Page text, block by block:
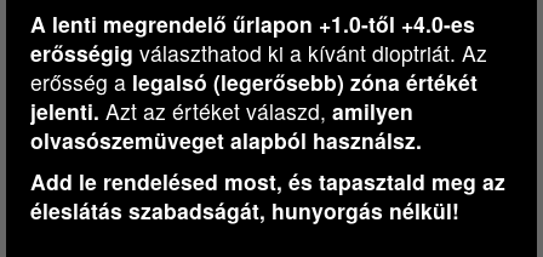
A lenti megrendelő űrlapon +1.0-től +4.0-es
erősségig választhatod ki a kívánt dioptriát. Az
erősség a legalsó (legerősebb) zóna értékét
jelenti. Azt az értéket válaszd, amilyen
olvasószemüveget alapból használsz.
Add le rendelésed most, és tapasztald meg az
éleslátás szabadságát, hunyorgás nélkül!